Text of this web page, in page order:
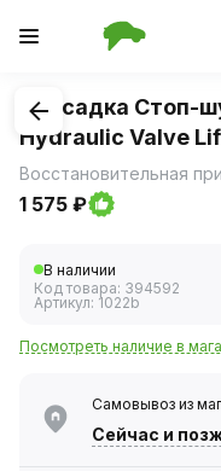
1/1
Присадка Стоп-
Hydraulic Valve
1 575 ₽
В наличии
Код товара: 394592
Артикул: 1022b
Посмотреть наличие в
Самовывоз из
Сейчас и